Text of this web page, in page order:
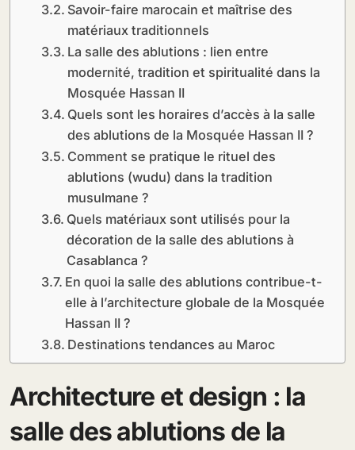
Savoir-faire marocain et maîtrise des
matériaux traditionnels
La salle des ablutions : lien entre
modernité, tradition et spiritualité dans la
Mosquée Hassan II
Quels sont les horaires d’accès à la salle
des ablutions de la Mosquée Hassan II ?
Comment se pratique le rituel des
ablutions (wudu) dans la tradition
musulmane ?
Quels matériaux sont utilisés pour la
décoration de la salle des ablutions à
Casablanca ?
En quoi la salle des ablutions contribue-t-
elle à l’architecture globale de la Mosquée
Hassan II ?
Destinations tendances au Maroc
Architecture et design : la
salle des ablutions de la